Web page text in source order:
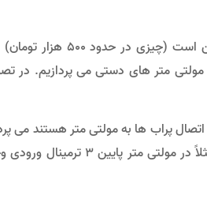
از آنجایی که قیمت “مولتی متر
متر های دستی می پردازیم. در
گاهی ۴ ترمینال ورودی روی مولتی مترها قرار